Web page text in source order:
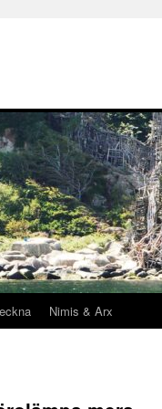
Nimis & Arx